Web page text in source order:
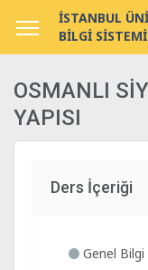
İSTANBUL
BİLGİ SİSTEMİ
OSMANLI
YAPISI
Ders İçeriği
Genel Bilgi